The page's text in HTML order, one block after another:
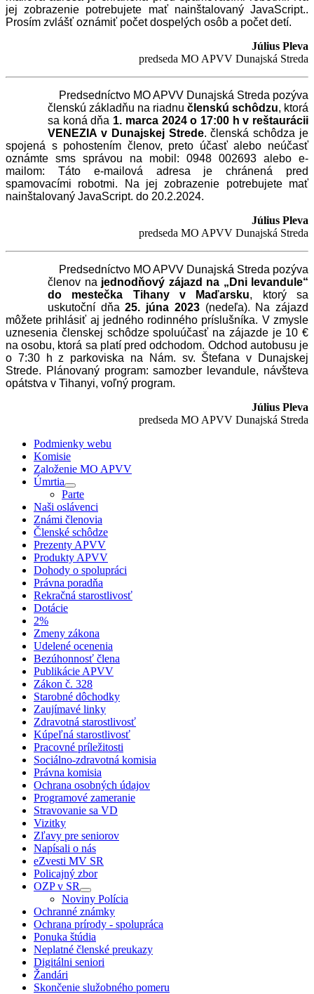
jej zobrazenie potrebujete mať nainštalovaný JavaScript..
Prosím zvlášť oznámiť počet dospelých osôb a počet detí.
Július Pleva
predseda MO APVV Dunajská Streda
Predsedníctvo MO APVV Dunajská Streda pozýva
členskú základňu na riadnu členskú schôdzu, ktorá
sa koná dňa 1. marca 2024 o 17:00 h v reštaurácii
VENEZIA v Dunajskej Strede. členská schôdza je
spojená s pohostením členov, preto účasť alebo neúčasť
oznámte sms správou na mobil: 0948 002693 alebo e-
mailom: Táto e-mailová adresa je chránená pred
spamovacími robotmi. Na jej zobrazenie potrebujete mať
nainštalovaný JavaScript. do 20.2.2024.
Július Pleva
predseda MO APVV Dunajská Streda
Predsedníctvo MO APVV Dunajská Streda pozýva
členov na jednodňový zájazd na „Dni levandule“
do mestečka Tihany v Maďarsku, ktorý sa
uskutoční dňa25. júna 2023(nedeľa). Na zájazd
môžete prihlásiť aj jedného rodinného príslušníka. V zmysle
uznesenia členskej schôdze spoluúčasť na zájazde je 10 €
na osobu, ktorá sa platí pred odchodom. Odchod autobusu je
o 7:30 h z parkoviska na Nám. sv. Štefana v Dunajskej
Strede. Plánovaný program: samozber levandule, návšteva
opátstva v Tihanyi, voľný program.
Július Pleva
predseda MO APVV Dunajská Streda
Podmienky webu
Komisie
Založenie MO APVV
Úmrtia
Parte
Naši oslávenci
Známi členovia
Členské schôdze
Prezenty APVV
Produkty APVV
Dohody o spolupráci
Právna poradňa
Rekračná starostlivosť
Dotácie
2%
Zmeny zákona
Udelené ocenenia
Bezúhonnosť člena
Publikácie APVV
Zákon č. 328
Starobné dôchodky
Zaujímavé linky
Zdravotná starostlivosť
Kúpeľná starostlivosť
Pracovné príležitosti
Sociálno-zdravotná komisia
Právna komisia
Ochrana osobných údajov
Programové zameranie
Stravovanie sa VD
Vizitky
Zľavy pre seniorov
Napísali o nás
eZvesti MV SR
Policajný zbor
OZP v SR
Noviny Polícia
Ochranné známky
Ochrana prírody - spolupráca
Ponuka štúdia
Neplatné členské preukazy
Digitálni seniori
Žandári
Skončenie služobného pomeru